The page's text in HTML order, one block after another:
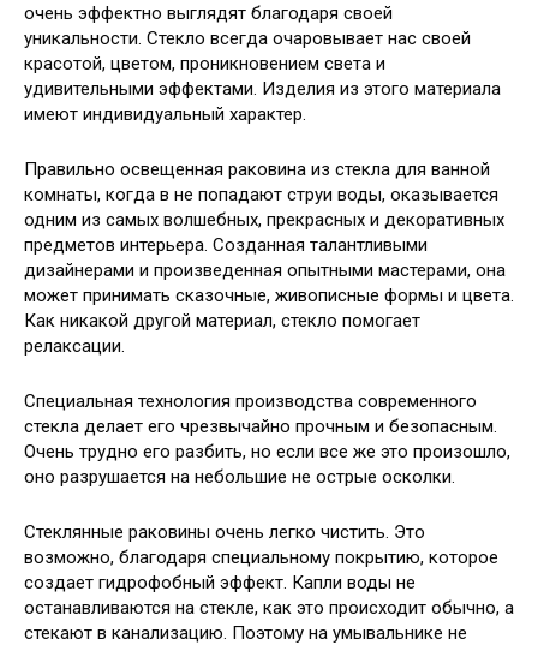
очень эффектно выглядят благодаря своей
уникальности. Стекло всегда очаровывает нас своей
красотой, цветом, проникновением света и
удивительными эффектами. Изделия из этого материала
имеют индивидуальный характер.
Правильно освещенная раковина из стекла для ванной
комнаты, когда в не попадают струи воды, оказывается
одним из самых волшебных, прекрасных и декоративных
предметов интерьера. Созданная талантливыми
дизайнерами и произведенная опытными мастерами, она
может принимать сказочные, живописные формы и цвета.
Как никакой другой материал, стекло помогает
релаксации.
Специальная технология производства современного
стекла делает его чрезвычайно прочным и безопасным.
Очень трудно его разбить, но если все же это произошло,
оно разрушается на небольшие не острые осколки.
Стеклянные раковины очень легко чистить. Это
возможно, благодаря специальному покрытию, которое
создает гидрофобный эффект. Капли воды не
останавливаются на стекле, как это происходит обычно, а
стекают в канализацию. Поэтому на умывальнике не